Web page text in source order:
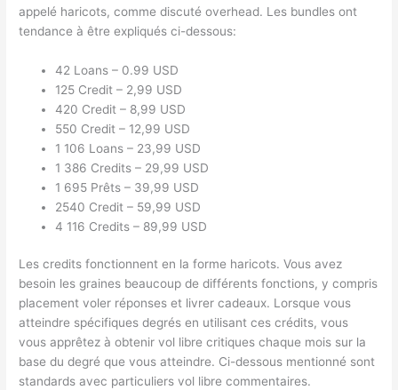
appelé haricots, comme discuté overhead. Les bundles ont
tendance à être expliqués ci-dessous:
42 Loans – 0.99 USD
125 Credit – 2,99 USD
420 Credit – 8,99 USD
550 Credit – 12,99 USD
1 106 Loans – 23,99 USD
1 386 Credits – 29,99 USD
1 695 Prêts – 39,99 USD
2540 Credit – 59,99 USD
4 116 Credits – 89,99 USD
Les credits fonctionnent en la forme haricots. Vous avez
besoin les graines beaucoup de différents fonctions, y compris
placement voler réponses et livrer cadeaux. Lorsque vous
atteindre spécifiques degrés en utilisant ces crédits, vous
vous apprêtez à obtenir vol libre critiques chaque mois sur la
base du degré que vous atteindre. Ci-dessous mentionné sont
standards avec particuliers vol libre commentaires.